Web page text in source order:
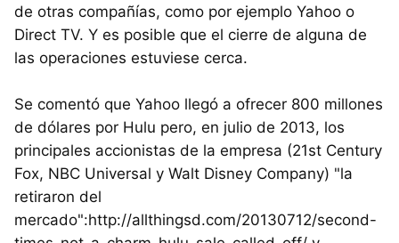
de otras compañías, como por ejemplo Yahoo o
Direct TV. Y es posible que el cierre de alguna de
las operaciones estuviese cerca.
Se comentó que Yahoo llegó a ofrecer 800 millones
de dólares por Hulu pero, en julio de 2013, los
principales accionistas de la empresa (21st Century
Fox, NBC Universal y Walt Disney Company) "la
retiraron del
mercado":http://allthingsd.com/20130712/second-